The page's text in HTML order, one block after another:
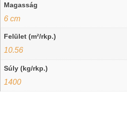
Magasság
6 cm
Felület (m²/rkp.)
10.56
Súly (kg/rkp.)
1400